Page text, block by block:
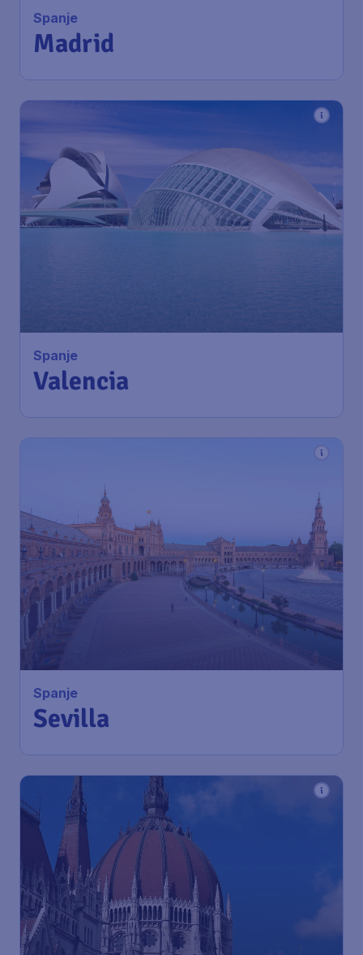
Spanje
Madrid
Spanje
Valencia
Spanje
Sevilla